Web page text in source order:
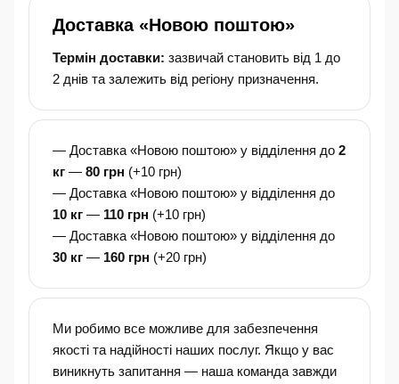
Доставка «Новою поштою»
Термін доставки: зазвичай становить від 1 до
2 днів та залежить від регіону призначення.
— Доставка «Новою поштою» у відділення до 2
кг — 80 грн (+10 грн)
— Доставка «Новою поштою» у відділення до
10 кг — 110 грн (+10 грн)
— Доставка «Новою поштою» у відділення до
30 кг — 160 грн (+20 грн)
Ми робимо все можливе для забезпечення
якості та надійності наших послуг. Якщо у вас
виникнуть запитання — наша команда завжди